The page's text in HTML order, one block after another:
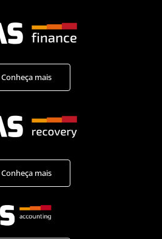
Conheça mais
Conheça mais